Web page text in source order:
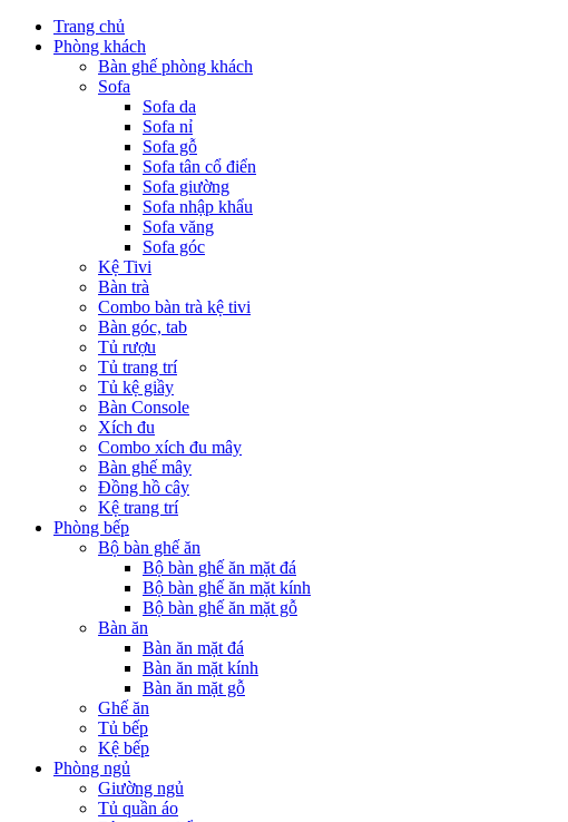
Trang chủ
Phòng khách
Bàn ghế phòng khách
Sofa
Sofa da
Sofa nỉ
Sofa gỗ
Sofa tân cổ điển
Sofa giường
Sofa nhập khẩu
Sofa văng
Sofa góc
Kệ Tivi
Bàn trà
Combo bàn trà kệ tivi
Bàn góc, tab
Tủ rượu
Tủ trang trí
Tủ kệ giầy
Bàn Console
Xích đu
Combo xích đu mây
Bàn ghế mây
Đồng hồ cây
Kệ trang trí
Phòng bếp
Bộ bàn ghế ăn
Bộ bàn ghế ăn mặt đá
Bộ bàn ghế ăn mặt kính
Bộ bàn ghế ăn mặt gỗ
Bàn ăn
Bàn ăn mặt đá
Bàn ăn mặt kính
Bàn ăn mặt gỗ
Ghế ăn
Tủ bếp
Kệ bếp
Phòng ngủ
Giường ngủ
Tủ quần áo